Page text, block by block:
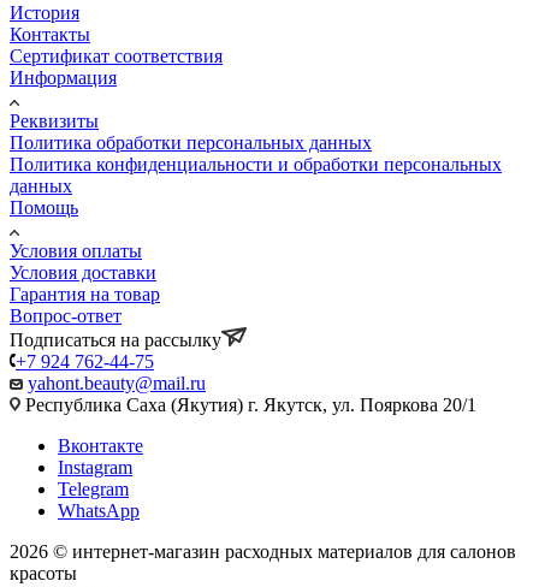
История
Контакты
Сертификат соответствия
Информация
Реквизиты
Политика обработки персональных данных
Политика конфиденциальности и обработки персональных
данных
Помощь
Условия оплаты
Условия доставки
Гарантия на товар
Вопрос-ответ
Подписаться на рассылку
+7 924 762-44-75
yahont.beauty@mail.ru
Республика Саха (Якутия) г. Якутск, ул. Пояркова 20/1
Вконтакте
Instagram
Telegram
WhatsApp
2026 © интернет-магазин расходных материалов для салонов
красоты